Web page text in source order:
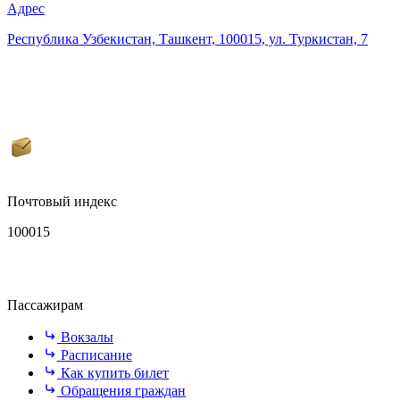
Адрес
Республика Узбекистан, Ташкент, 100015, ул. Туркистан, 7
Почтовый индекс
100015
Пассажирам
Вокзалы
Расписание
Как купить билет
Обращения граждан